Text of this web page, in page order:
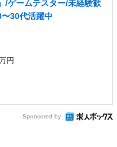
/ゲームテスター/未経験歓
30代活躍中
円
Sponsored by